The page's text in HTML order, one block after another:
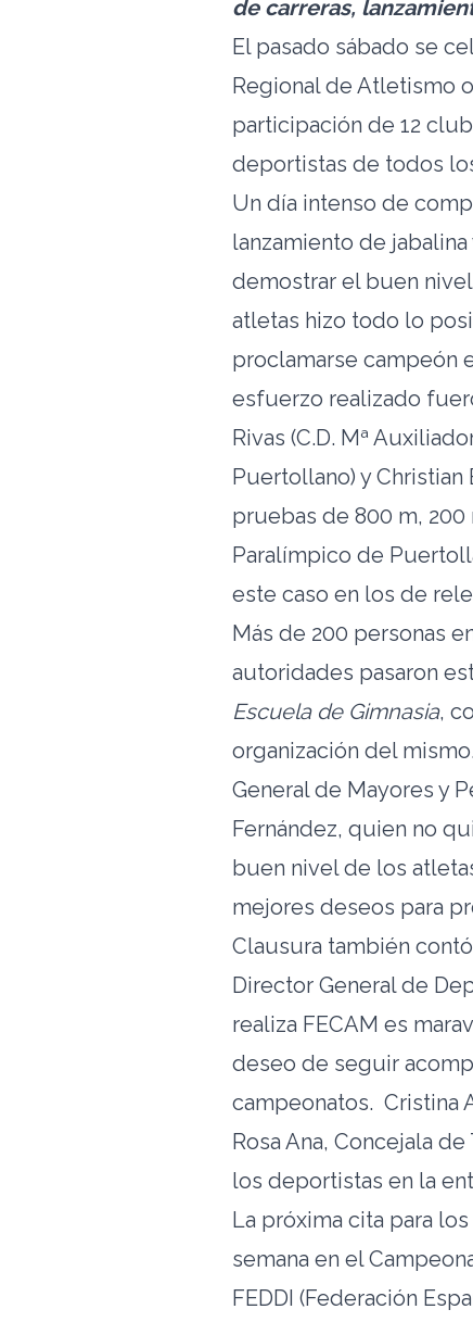
de carreras,
El pasado sábado se
Regional de Atletismo
participación de 12
deportistas de todos
Un día intenso de
lanzamiento de
demostrar el buen
atletas hizo todo lo
proclamarse campeón
esfuerzo realizado
Rivas (C.D. Mª
Puertollano) y Christian
pruebas de 800 m, 200
Paralímpico de
este caso en los de
Más de 200 personas
autoridades pasaron
Escuela de Gimnasia,
organización del
General de Mayores y
Fernández, quien no
buen nivel de los
mejores deseos para
Clausura también
Director General de
realiza FECAM es
deseo de seguir
campeonatos. Cristina
Rosa Ana, Concejala
los deportistas en la
La próxima cita para
semana en el
FEDDI (Federación